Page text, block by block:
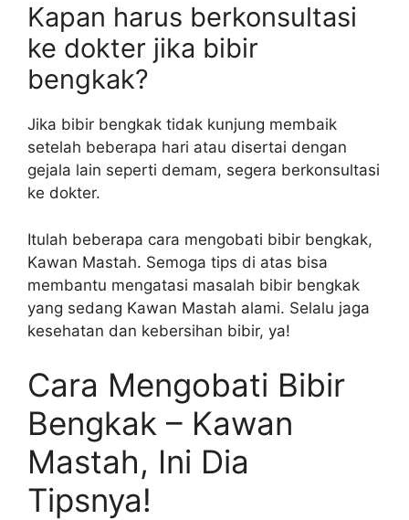
Kapan harus berkonsultasi
ke dokter jika bibir
bengkak?
Jika bibir bengkak tidak kunjung membaik
setelah beberapa hari atau disertai dengan
gejala lain seperti demam, segera berkonsultasi
ke dokter.
Itulah beberapa cara mengobati bibir bengkak,
Kawan Mastah. Semoga tips di atas bisa
membantu mengatasi masalah bibir bengkak
yang sedang Kawan Mastah alami. Selalu jaga
kesehatan dan kebersihan bibir, ya!
Cara Mengobati Bibir
Bengkak – Kawan
Mastah, Ini Dia
Tipsnya!